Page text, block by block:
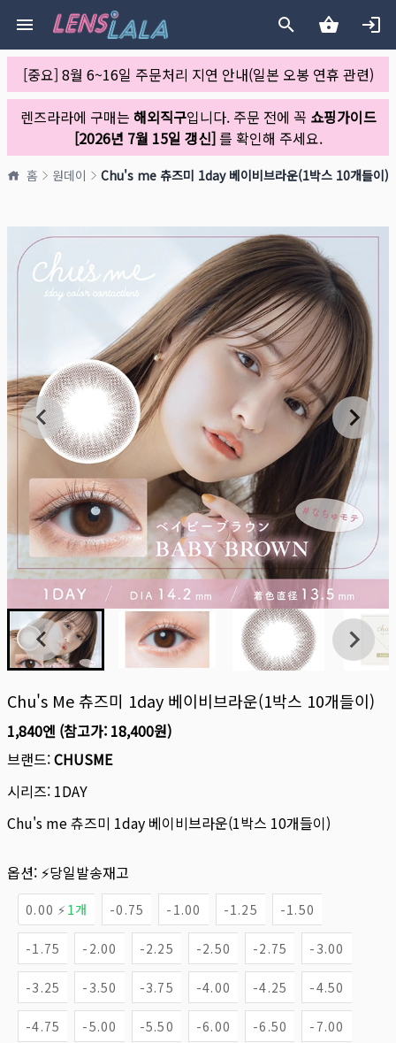
[중요] 8월 6~16일 주문처리 지연 안내(일본 오봉 연휴 관련)
렌즈라라에 구매는 해외직구입니다. 주문 전에 꼭 쇼핑가이드
[2026년 7월 15일 갱신]를 확인해 주세요.
홈 원데이 Chu's me 츄즈미 1day 베이비브라운(1박스 10개들이)
Chu's Me 츄즈미 1day 베이비브라운(1박스 10개들이)
1,840엔 (참고가: 18,400원)
브랜드:CHUSME
시리즈: 1DAY
Chu's me 츄즈미 1day 베이비브라운(1박스 10개들이)
옵션: ⚡당일발송재고
0.00 ⚡ 1개 -0.75 -1.00 -1.25 -1.50
-1.75 -2.00 -2.25 -2.50 -2.75 -3.00
-3.25 -3.50 -3.75 -4.00 -4.25 -4.50
-4.75 -5.00 -5.50 -6.00 -6.50 -7.00